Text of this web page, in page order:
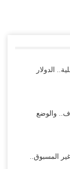
الدولار
والوضع
المسبوق..